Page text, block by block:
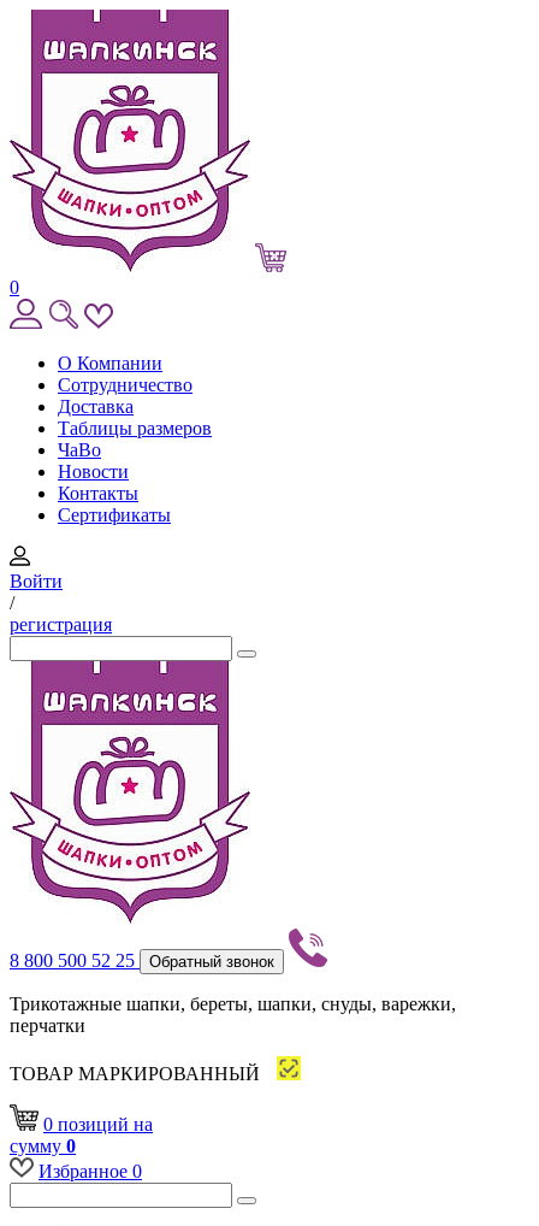
0
О Компании
Сотрудничество
Доставка
Таблицы размеров
ЧаВо
Новости
Контакты
Сертификаты
Войти
/
регистрация
8 800 500 52 25 Обратный звонок
Трикотажные шапки, береты, шапки, снуды, варежки,
перчатки
ТОВАР МАРКИРОВАННЫЙ
0 позиций на
сумму 0
Избранное 0